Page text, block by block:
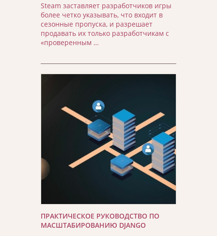
Steam заставляет разработчиков игры
более четко указывать, что входит в
сезонные пропуска, и разрешает
продавать их только разработчикам с
«проверенным …
ПРАКТИЧЕСКОЕ РУКОВОДСТВО ПО
МАСШТАБИРОВАНИЮ DJANGO